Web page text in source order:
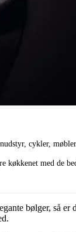
cykler, møbler
med de
bølger, så